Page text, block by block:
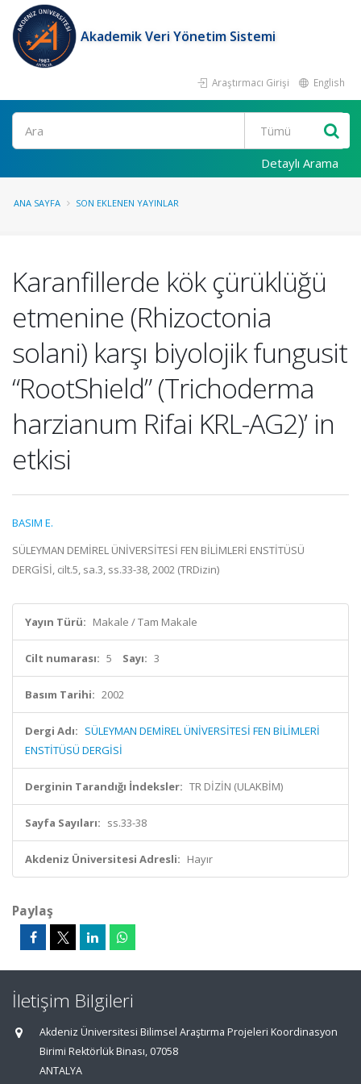
Akademik Veri Yönetim Sistemi
Araştırmacı Girişi English
Ara
Detaylı Arama
ANA SAYFA SON EKLENEN YAYINLAR
Karanfillerde kök çürüklüğü
etmenine (Rhizoctonia
solani) karşı biyolojik fungusit
“RootShield” (Trichoderma
harzianum Rifai KRL-AG2)’ in
etkisi
BASIM E.
SÜLEYMAN DEMİREL ÜNİVERSİTESİ FEN BİLİMLERİ ENSTİTÜSÜ
DERGİSİ, cilt.5, sa.3, ss.33-38, 2002 (TRDizin)
Yayın Türü: Makale / Tam Makale
Cilt numarası: 5 Sayı: 3
Basım Tarihi: 2002
Dergi Adı: SÜLEYMAN DEMİREL ÜNİVERSİTESİ FEN BİLİMLERİ
ENSTİTÜSÜ DERGİSİ
Derginin Tarandığı İndeksler: TR DİZİN (ULAKBİM)
Sayfa Sayıları: ss.33-38
Akdeniz Üniversitesi Adresli: Hayır
Paylaş
İletişim Bilgileri
Akdeniz Üniversitesi Bilimsel Araştırma Projeleri Koordinasyon
Birimi Rektörlük Binası, 07058
ANTALYA